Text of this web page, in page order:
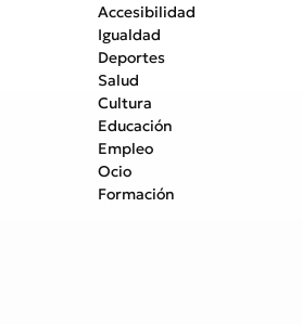
Accesibilidad
Igualdad
Deportes
Salud
Cultura
Educación
Empleo
Ocio
Formación